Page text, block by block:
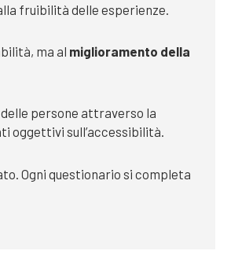
fruibilità delle esperienze.
ma al miglioramento della
persone attraverso la
oggettivi sull’accessibilità.
Ogni questionario si completa